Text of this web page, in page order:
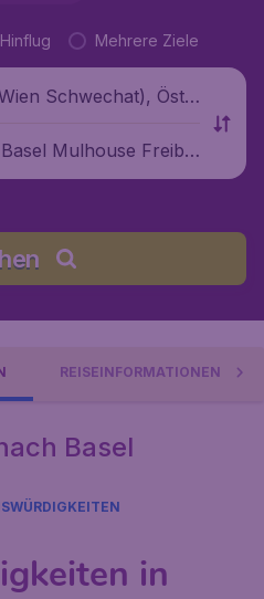
Mehrere Ziele
Schwechat), Öste
Mulhouse Freibu
REISEINFORMATIONEN
Basel
in